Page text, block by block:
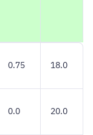
0.75 18.0
0.0 20.0